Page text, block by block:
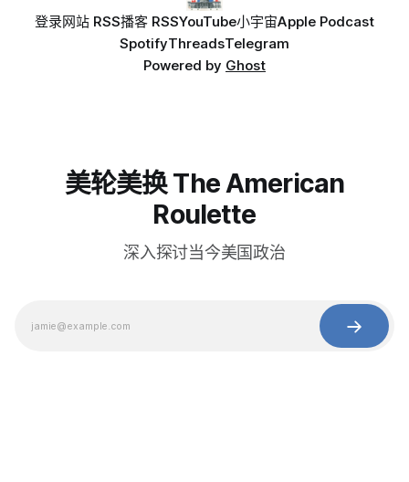
登录网站 RSS播客 RSSYouTube小宇宙Apple Podcast
SpotifyThreadsTelegram
Powered by Ghost
美轮美换 The American
Roulette
深入探讨当今美国政治